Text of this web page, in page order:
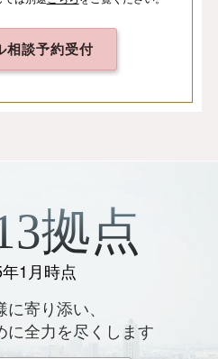
談予約受付
拠点
1月時点
に寄り添い、
に全力を尽くします